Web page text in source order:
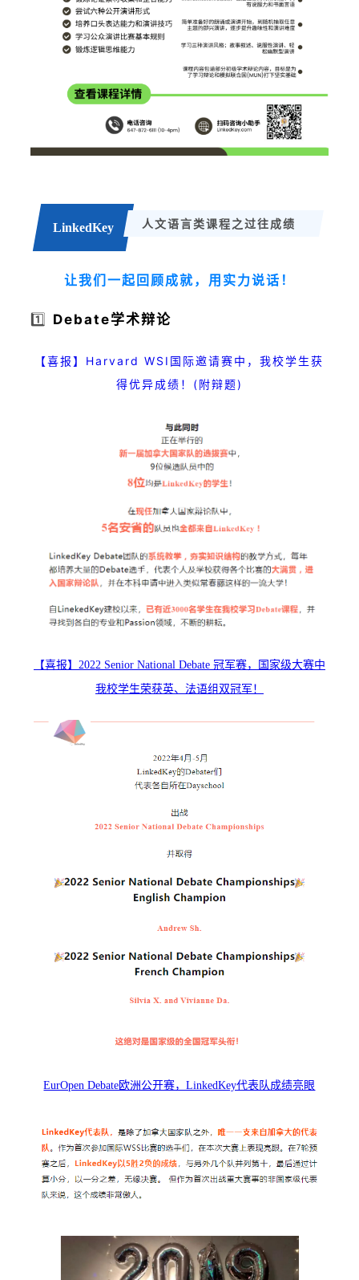
LinkedKey 人文语言类课程之过往成绩
让我们一起回顾成就，用实力说话！
1️⃣ Debate学术辩论
【喜报】Harvard WSI国际邀请赛中，我校学生获
得优异成绩！(附辩题)
【喜报】2022 Senior National Debate 冠军赛，国家级大赛中
我校学生荣获英、法语组双冠军！
EurOpen Debate欧洲公开赛，LinkedKey代表队成绩亮眼